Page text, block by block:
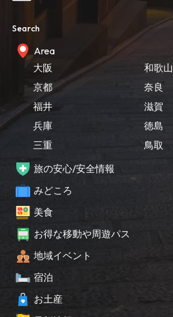
Search
Area
大阪
京都
福井
兵庫
三重
和歌山
奈良
滋賀
徳島
鳥取
旅の安心/安全情報
みどころ
美食
お得な移動や周遊パス
地域イベント
宿泊
お土産